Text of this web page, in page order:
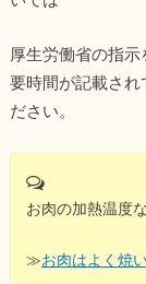
厚生労働省の指
要時間が記載され
ださい。
お肉の加熱温度
≫お肉はよく焼